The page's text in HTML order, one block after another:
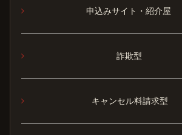
申込みサイト・紹介屋
詐欺型
キャンセル料請求型